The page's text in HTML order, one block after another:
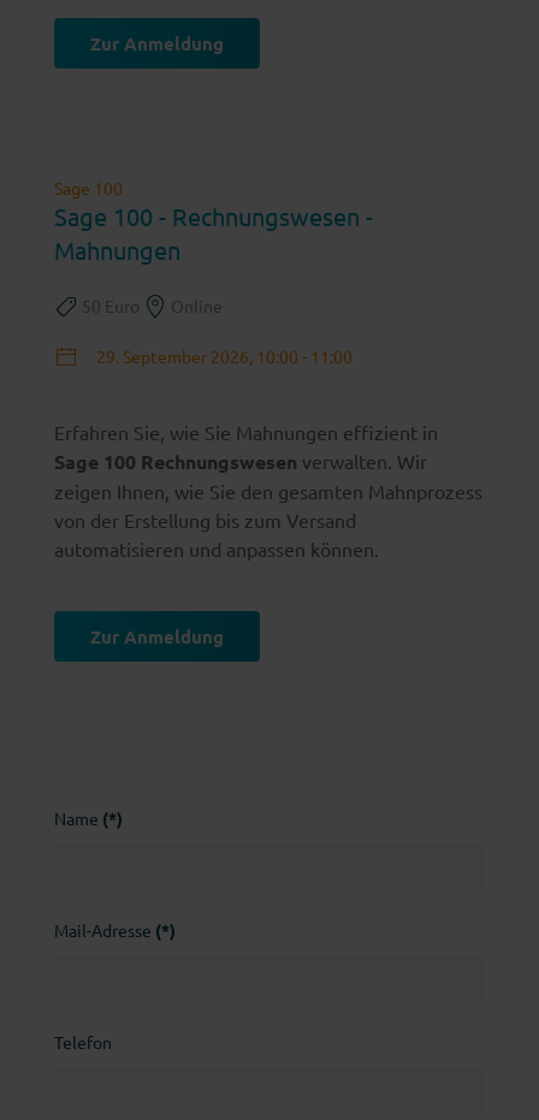
Zur Anmeldung
Sage 100
Sage 100 - Rechnungswesen -
Mahnungen
50 Euro Online
29. September 2026, 10:00 - 11:00
Erfahren Sie, wie Sie Mahnungen effizient in
Sage 100 Rechnungswesen verwalten. Wir
zeigen Ihnen, wie Sie den gesamten Mahnprozess
von der Erstellung bis zum Versand
automatisieren und anpassen können.
Zur Anmeldung
Name (*)
Mail-Adresse (*)
Telefon